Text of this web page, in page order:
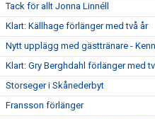
Tack för allt Jonna Linnéll
Klart: Källhage förlänger med två år
Nytt upplägg med gästtränare -
Klart: Gry Berghdahl förlänger med
Storseger i Skånederbyt
Fransson förlänger